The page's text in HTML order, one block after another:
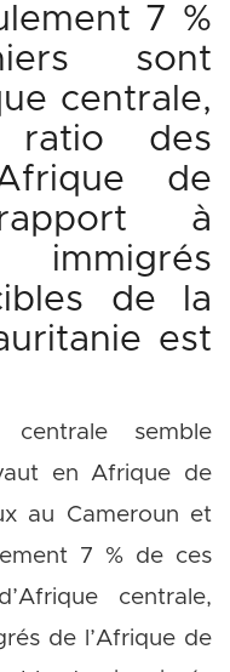
7 %
sont
centrale,
des
de
à
immigrés
de la
est
centrale semble
en Afrique de
au Cameroun et
7 % de ces
centrale,
de l’Afrique de